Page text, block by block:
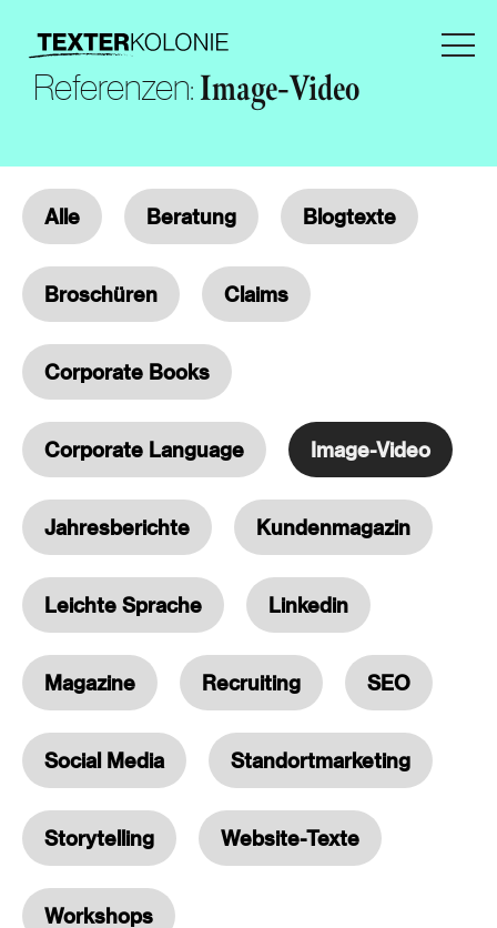
Referenzen:Image-Video
Alle Beratung Blogtexte
Broschüren Claims
Corporate Books
Corporate Language Image-Video
Jahresberichte Kundenmagazin
Leichte Sprache Linkedin
Magazine Recruiting SEO
Social Media Standortmarketing
Storytelling Website-Texte
Workshops